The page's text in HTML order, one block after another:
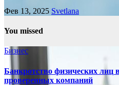
Фев 13, 2025 Svetlana
You missed
Бизнес
Банкротство физических лиц
проверенных компаний